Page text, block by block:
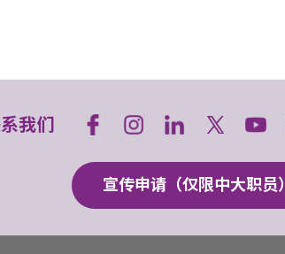
我们
宣传申请（仅限中大职员）